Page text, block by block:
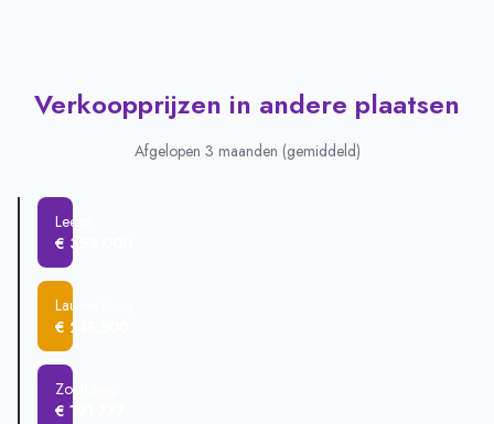
Verkoopprijzen in andere plaatsen
Afgelopen 3 maanden (gemiddeld)
Leens
€ 353.000
Lauwersoog
€ 218.500
Zoutkamp
€ 191.777